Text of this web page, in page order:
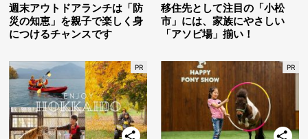
週末アウトドアランチは「防
災の知恵」を親子で楽しく身
につけるチャンスです
移住先として注目の「小松
市」には、家族にやさしい
「アソビ場」揃い！